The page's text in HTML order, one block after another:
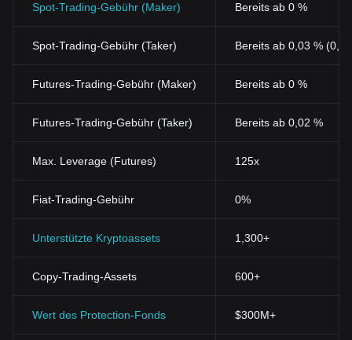
Spot-Trading-Gebühr (Maker) Bereits ab 0 %
Spot-Trading-Gebühr (Taker) Bereits ab 0,03 %
Futures-Trading-Gebühr (Maker) Bereits ab 0 %
Futures-Trading-Gebühr (Taker) Bereits ab 0,02 %
Max. Leverage (Futures) 125x
Fiat-Trading-Gebühr 0%
Unterstützte Kryptoassets 1,300+
Copy-Trading-Assets 600+
Wert des Protection-Fonds $300M+